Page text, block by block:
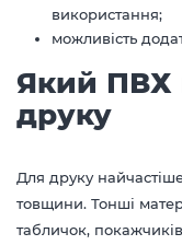
використання;
можливість
Який ПВХ
друку
Для друку
товщини. Тонші
табличок,